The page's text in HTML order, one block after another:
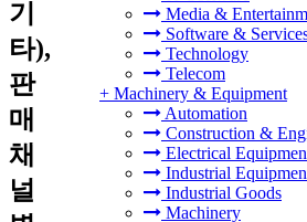
Media &
Software &
Technology
Telecom
+ Machinery & Equipment
Automation
Construction &
Electrical
Industrial
Industrial Goods
Machinery
기
타),
판
매
채
널